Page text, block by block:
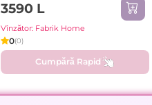
3590 L
Vînzător: Fabrik Home
0(0)
Cumpără Rapid